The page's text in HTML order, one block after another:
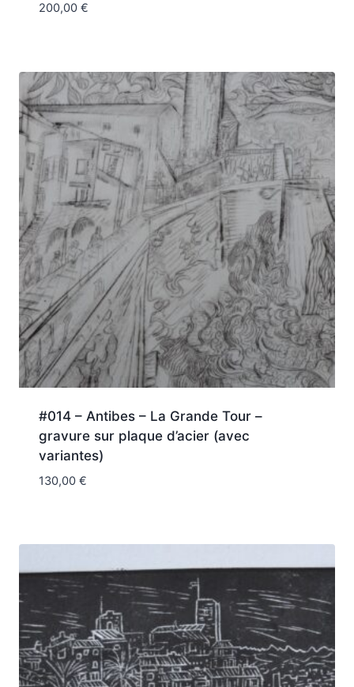
200,00 €
#014 – Antibes – La Grande Tour –
gravure sur plaque d’acier (avec
variantes)
130,00 €